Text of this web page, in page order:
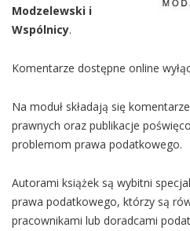
Modzelewski i
Wspólnicy.
Komentarze dostępne online
Na moduł składają się
prawnych oraz publikacje
problemom prawa podatkowego.
Autorami książek są wybitni
prawa podatkowego, którzy są
pracownikami lub doradcami